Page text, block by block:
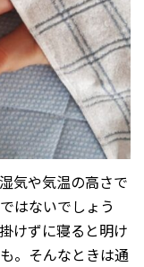
気や気温の高さで
はないでしょう
けずに寝ると明け
。そんなときは通